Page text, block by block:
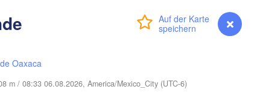
myVentusky Vorhersage
Oaxaca
m / 08:33 06.08.2026, America/Mexico_City (UTC-6)
Port Saint Lucie